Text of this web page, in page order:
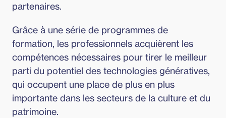
partenaires.
Grâce à une série de programmes de
formation, les professionnels acquièrent les
compétences nécessaires pour tirer le meilleur
parti du potentiel des technologies génératives,
qui occupent une place de plus en plus
importante dans les secteurs de la culture et du
patrimoine.